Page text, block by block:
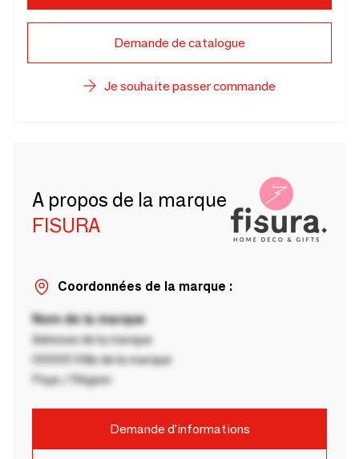
Demande de catalogue
Je souhaite passer commande
A propos de la marque
FISURA
Coordonnées de la marque :
Nom de la marque
Adresse de la marque
00000 Ville de la marque
Pays / Région
Demande d'informations